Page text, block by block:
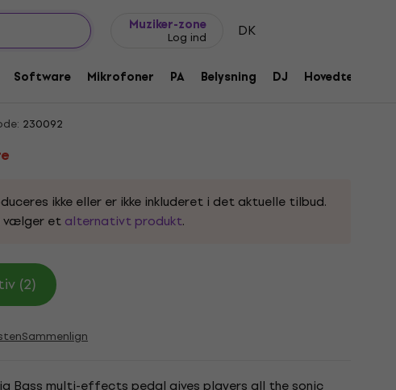
Muziker-zone
Log ind DK
Software Mikrofoner PA Belysning DJ Hovedtelefoner
Rig Multi-effekt til bas og guitar
230092
ikke eller er ikke inkluderet i det aktuelle tilbud.
vælger etalternativt produkt.
(2)
Sammenlign
Bass multi-effects pedal gives players all the sonic